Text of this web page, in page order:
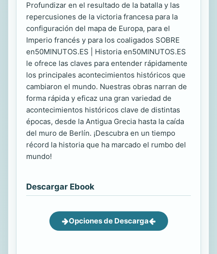
Profundizar en el resultado de la batalla y las
repercusiones de la victoria francesa para la
configuración del mapa de Europa, para el
Imperio francés y para los coaligados SOBRE
en50MINUTOS.ES | Historia en50MINUTOS.ES
le ofrece las claves para entender rápidamente
los principales acontecimientos históricos que
cambiaron el mundo. Nuestras obras narran de
forma rápida y eficaz una gran variedad de
acontecimientos históricos clave de distintas
épocas, desde la Antigua Grecia hasta la caída
del muro de Berlín. ¡Descubra en un tiempo
récord la historia que ha marcado el rumbo del
mundo!
Descargar Ebook
Opciones de Descarga